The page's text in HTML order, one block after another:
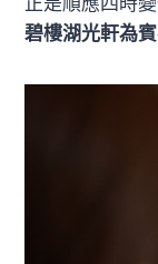
碧樓湖光軒為